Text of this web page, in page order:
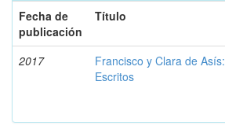
Fecha de
publicación
Título
2017
Francisco y Clara de Asís:
Escritos